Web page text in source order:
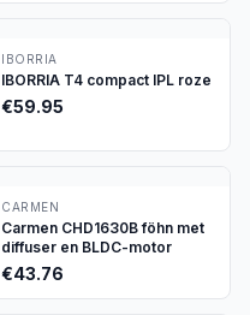
IBORRIA
IBORRIA T4 compact IPL roze
€59.95
CARMEN
Carmen CHD1630B föhn met
diffuser en BLDC-motor
€43.76